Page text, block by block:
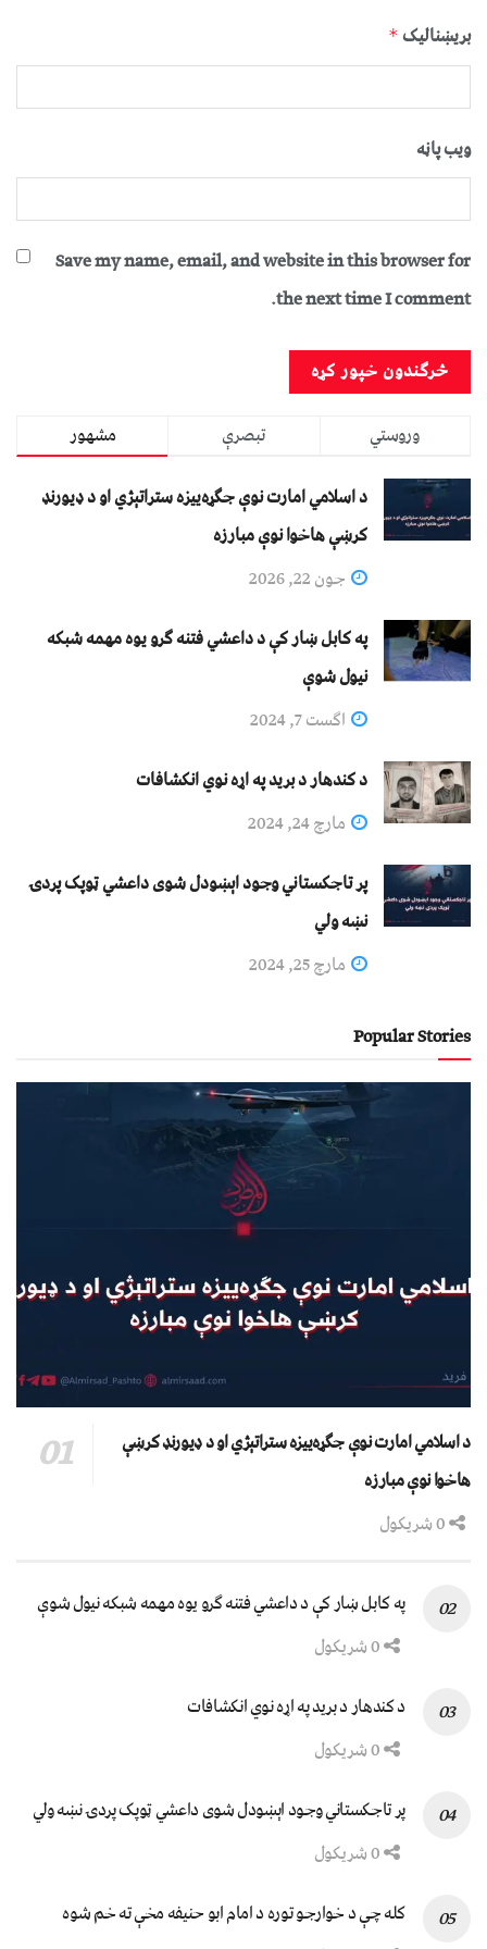
بریښنالیک *
ویب پاڼه
Save my name, email, and website in this browser for
the next time I comment.
مشهور تبصرې
وروستي
د اسلامي امارت نوې جګړه‌ییزه ستراتېژي او د ډیورنډ
کرښې هاخوا نوې مبارزه
جون 22, 2026
په کابل ښار کې د داعشي فتنه ګرو يوه مهمه شبکه
نيول شوې
اگست 7, 2024
د کندهار د برید په اړه نوي انکشافات
مارچ 24, 2024
پر تاجکستاني وجود اېښودل شوی داعشي ټوپک پردۍ
نښه ولي
مارچ 25, 2024
Popular Stories
د اسلامي امارت نوې جګړه‌ییزه ستراتېژي او د ډیورنډ کرښې
هاخوا نوې مبارزه
په کابل ښار کې د داعشي فتنه ګرو يوه مهمه شبکه نيول شوې
د کندهار د برید په اړه نوي انکشافات
پر تاجکستاني وجود اېښودل شوی داعشي ټوپک پردۍ نښه ولي
کله چې د خوارجو توره د امام ابو حنیفه مخې ته خم شوه